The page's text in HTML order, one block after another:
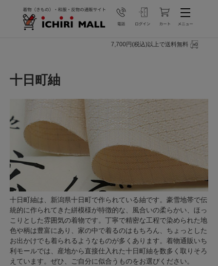
7,700円(税込)以上で送料無料
十日町紬
十日町紬は、新潟県十日町で作られている紬です。豪雪地帯で伝
統的に作られてきた絣模様が特徴的な、風合いの柔らかい、ほっ
こりとした雰囲気の着物です。丁寧で精密な工程で染められた地
色や柄は豊富にあり、家の中で着るのはもちろん、ちょっとした
お出かけでも着られるようなものが多くあります。着物通販いち
利モールでは、産地から直接仕入れた十日町紬を数多く取りそろ
えています。ぜひ、ご自分に似合うものをお選びください。